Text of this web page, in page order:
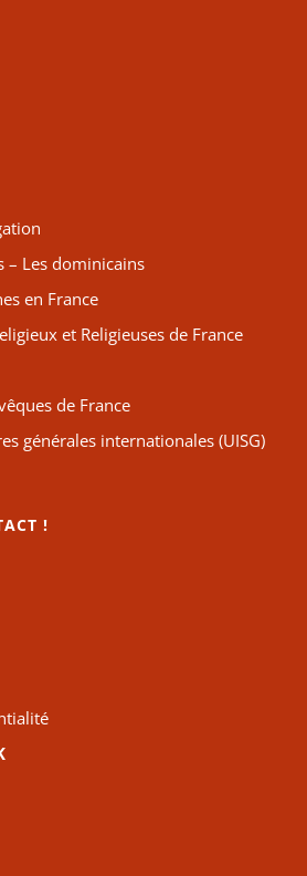
– Les dominicains
en France
et Religieuses de France
de France
générales internationales (UISG)
!